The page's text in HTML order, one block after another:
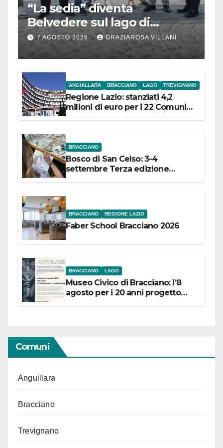
“La sedia” diventa
Belvedere sul lago di
Bracciano: ieri
l’inaugurazione
7 AGOSTO 2026 GRAZIAROSA VILLANI
ANGUILLARA BRACCIANO LAGO TREVIGNANO
Regione Lazio: stanziati 4,2
milioni di euro per i 22 Comuni
BRACCIANO
Bosco di San Celso: 3-4
settembre Terza edizione
BRACCIANO REGIONE LAZIO
Faber School Bracciano 2026
BRACCIANO LAGO
Museo Civico di Bracciano: l’8
agosto per i 20 anni progetto
Comuni
Anguillara
Bracciano
Trevignano